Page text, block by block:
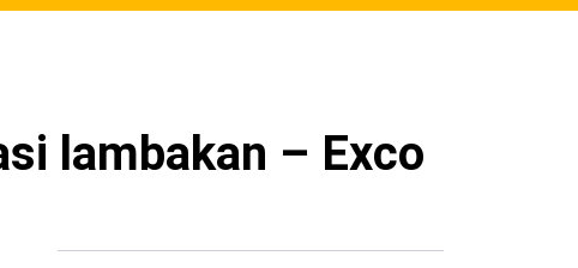
lambakan – Exco